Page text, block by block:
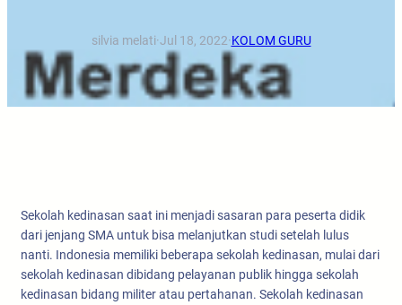
silvia melati·Jul 18, 2022·KOLOM GURU
Sekolah kedinasan saat ini menjadi sasaran para peserta didik
dari jenjang SMA untuk bisa melanjutkan studi setelah lulus
nanti. Indonesia memiliki beberapa sekolah kedinasan, mulai dari
sekolah kedinasan dibidang pelayanan publik hingga sekolah
kedinasan bidang militer atau pertahanan. Sekolah kedinasan